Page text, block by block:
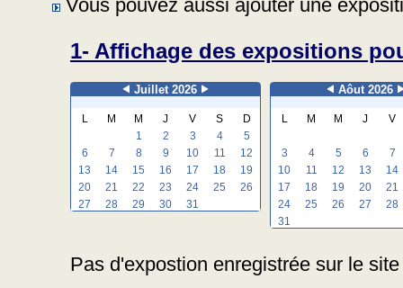
Vous pouvez aussi ajouter une
1- Affichage des expositions
Juillet 2026
L M M J V S
D
1
2 3 4
5
6
7 8 9 10 11
12
13
14 15 16 17 18
19
20
21 22 23 24 25
26
27
28 29 30 31
Aôut 2026
L M M J V
3 4 5 6
7
10
11 12 13
14
17
18 19 20
21
24
25 26 27
28
31
Pas d'expostion enregistrée sur le